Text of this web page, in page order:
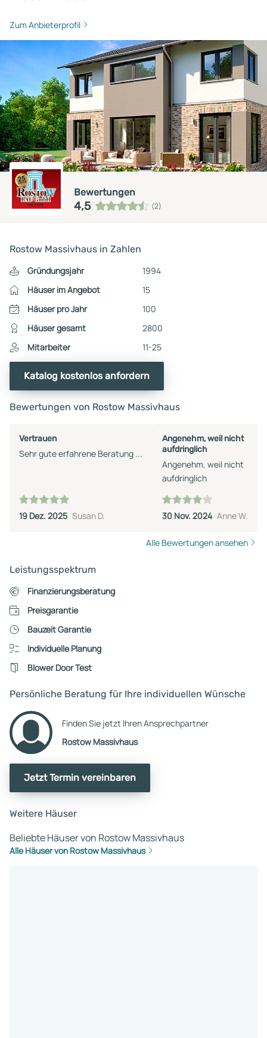
Zum Anbieterprofil
Bewertungen
4,5 (2)
Rostow Massivhaus in Zahlen
Gründungsjahr
1994
Häuser im Angebot
15
Häuser pro Jahr
100
Häuser gesamt
2800
Mitarbeiter
11-25
Katalog kostenlos anfordern
Bewertungen von Rostow Massivhaus
Vertrauen
Sehr gute erfahrene Beratung ...
19 Dez. 2025 Susan D.
Angenehm, weil nicht
aufdringlich
Angenehm, weil nicht
aufdringlich
30 Nov. 2024 Anne W.
Alle Bewertungen ansehen
Leistungsspektrum
Finanzierungsberatung
Preisgarantie
Bauzeit Garantie
Individuelle Planung
Blower Door Test
Persönliche Beratung für Ihre individuellen Wünsche
Finden Sie jetzt Ihren Ansprechpartner
Rostow Massivhaus
Jetzt Termin vereinbaren
Weitere Häuser
Beliebte Häuser von Rostow Massivhaus
Alle Häuser von Rostow Massivhaus